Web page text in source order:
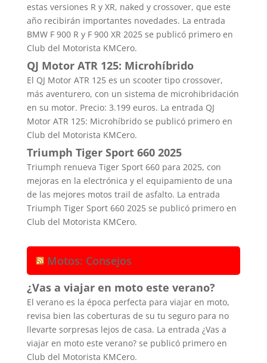
estas versiones R y XR, naked y crossover, que este
año recibirán importantes novedades. La entrada
BMW F 900 R y F 900 XR 2025 se publicó primero en
Club del Motorista KMCero.
QJ Motor ATR 125: Microhíbrido
El QJ Motor ATR 125 es un scooter tipo crossover,
más aventurero, con un sistema de microhibridación
en su motor. Precio: 3.199 euros. La entrada QJ
Motor ATR 125: Microhíbrido se publicó primero en
Club del Motorista KMCero.
Triumph Tiger Sport 660 2025
Triumph renueva Tiger Sport 660 para 2025, con
mejoras en la electrónica y el equipamiento de una
de las mejores motos trail de asfalto. La entrada
Triumph Tiger Sport 660 2025 se publicó primero en
Club del Motorista KMCero.
Motos: Consejos
¿Vas a viajar en moto este verano?
El verano es la época perfecta para viajar en moto,
revisa bien las coberturas de su tu seguro para no
llevarte sorpresas lejos de casa. La entrada ¿Vas a
viajar en moto este verano? se publicó primero en
Club del Motorista KMCero.